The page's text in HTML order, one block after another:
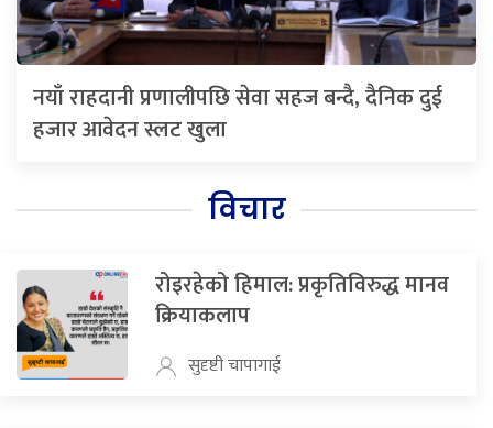
नयाँ राहदानी प्रणालीपछि सेवा सहज बन्दै, दैनिक दुई
हजार आवेदन स्लट खुला
विचार
रोइरहेको हिमाल: प्रकृतिविरुद्ध मानव
क्रियाकलाप
सुदृष्टी चापागाई